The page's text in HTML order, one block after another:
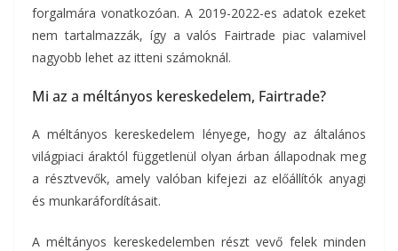
forgalmára vonatkozóan. A 2019-2022-es adatok ezeket
nem tartalmazzák, így a valós Fairtrade piac valamivel
nagyobb lehet az itteni számoknál.
Mi az a méltányos kereskedelem, Fairtrade?
A méltányos kereskedelem lényege, hogy az általános
világpiaci áraktól függetlenül olyan árban állapodnak meg
a résztvevők, amely valóban kifejezi az előállítók anyagi
és munkaráfordításait.
A méltányos kereskedelemben részt vevő felek minden